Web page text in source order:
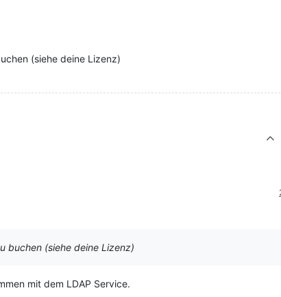
(siehe deine Lizenz)
buchen (siehe deine Lizenz)
mit dem LDAP Service.